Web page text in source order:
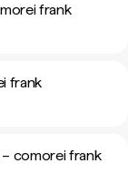
frank
frank
comorei frank